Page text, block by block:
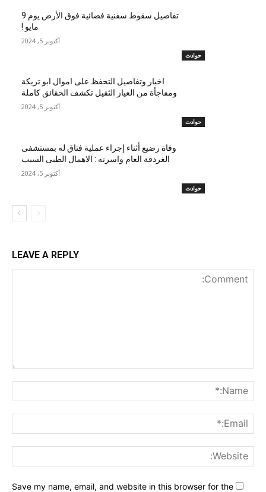
حوادث
تفاصيل سقوط سفنية فضائية فوق الأرض يوم 9
مايو !
أكتوبر 5, 2024
حوادث
اخبار وتفاصيل التحفظ على اموال ابو تريكة
ومفاجأة من العيار الثقيل تكشف الحقائق كاملة
أكتوبر 5, 2024
حوادث
وفاة رضيع أثناء إجراء عملية فتاق له بمستشفى
الغردقة العام واسرته : الاهمال الطبى السبب
أكتوبر 5, 2024
LEAVE A REPLY
Save my name, email, and website in this browser for the